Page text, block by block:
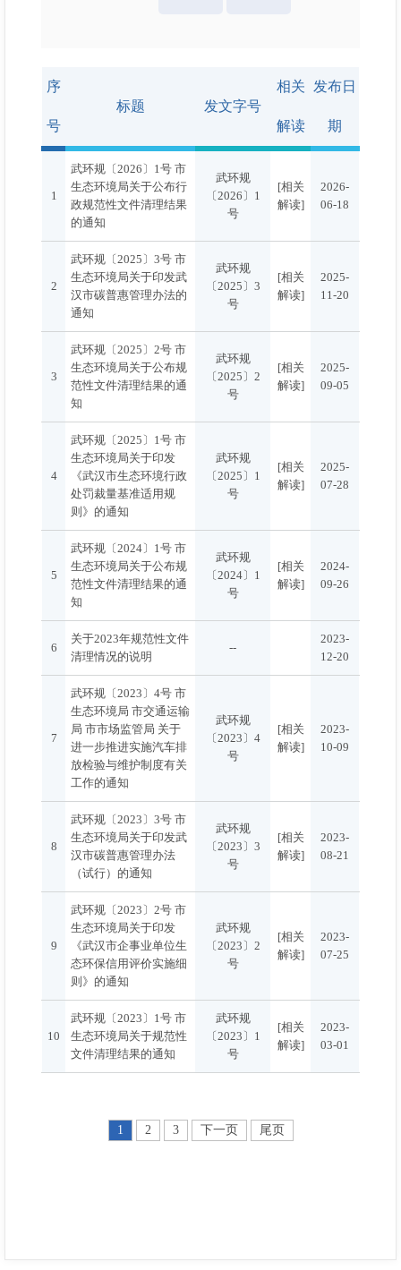
序
号
标题 发文字号
相关
解读
发布日
期
1
武环规〔2026〕1号 市
生态环境局关于公布行
政规范性文件清理结果
的通知
武环规
〔2026〕1
号
[相关
解读]
2026-
06-18
2
武环规〔2025〕3号 市
生态环境局关于印发武
汉市碳普惠管理办法的
通知
武环规
〔2025〕3
号
[相关
解读]
2025-
11-20
3
武环规〔2025〕2号 市
生态环境局关于公布规
范性文件清理结果的通
知
武环规
〔2025〕2
号
[相关
解读]
2025-
09-05
4
武环规〔2025〕1号 市
生态环境局关于印发
《武汉市生态环境行政
处罚裁量基准适用规
则》的通知
武环规
〔2025〕1
号
[相关
解读]
2025-
07-28
5
武环规〔2024〕1号 市
生态环境局关于公布规
范性文件清理结果的通
知
武环规
〔2024〕1
号
[相关
解读]
2024-
09-26
6
关于2023年规范性文件
清理情况的说明
--
2023-
12-20
7
武环规〔2023〕4号 市
生态环境局 市交通运输
局 市市场监管局 关于
进一步推进实施汽车排
放检验与维护制度有关
工作的通知
武环规
〔2023〕4
号
[相关
解读]
2023-
10-09
8
武环规〔2023〕3号 市
生态环境局关于印发武
汉市碳普惠管理办法
（试行）的通知
武环规
〔2023〕3
号
[相关
解读]
2023-
08-21
9
武环规〔2023〕2号 市
生态环境局关于印发
《武汉市企事业单位生
态环保信用评价实施细
则》的通知
武环规
〔2023〕2
号
[相关
解读]
2023-
07-25
10
武环规〔2023〕1号 市
生态环境局关于规范性
文件清理结果的通知
武环规
〔2023〕1
号
[相关
解读]
2023-
03-01
1 2 3 下一页 尾页